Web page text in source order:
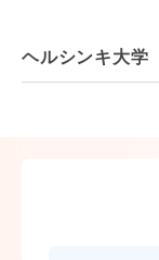
ヘルシンキ大学